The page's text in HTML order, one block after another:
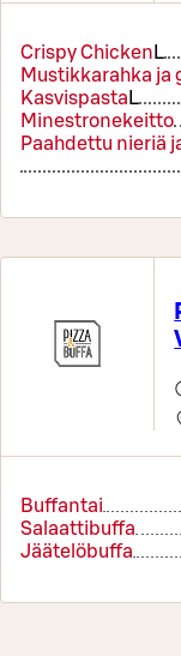
Crispy Chicken L
Mustikkarahka ja
Kasvispasta L
Minestronekeitto
Paahdettu nieriä
Buffantai
Salaattibuffa
Jäätelöbuffa